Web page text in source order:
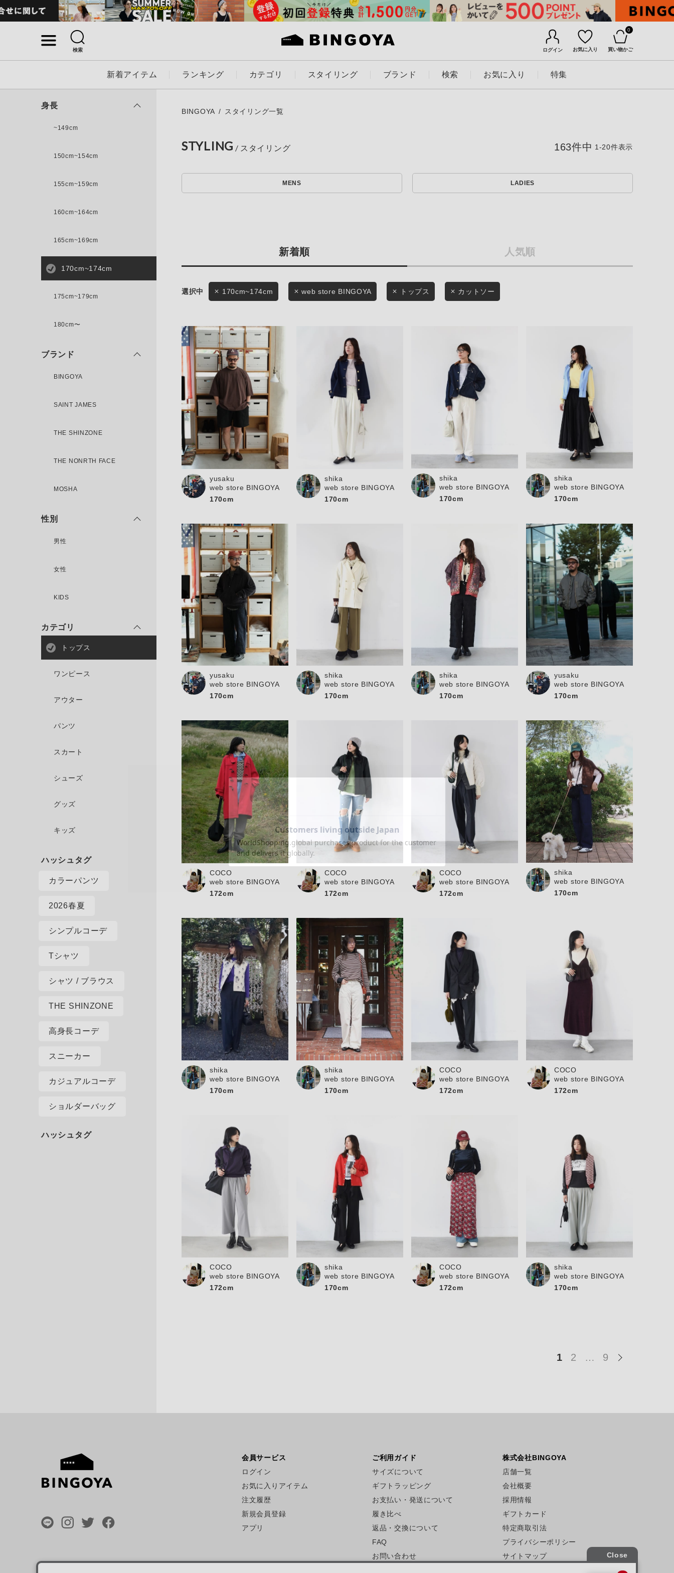
検索 ログイン お気に入り
0
買い物かご
新着アイテム ランキング カテゴリ スタイリング ブランド 検索 お気に入り 特集
条件絞り込み検索
カテゴリから探す
スタイリングから探す
ブランドから探す
履き比べ可能商品から探す
店舗一覧
会社概要
採用情報
ギフトカード
お知らせ・ご利用ガイド
お知らせ
ご利用ガイド
ギフトラッピング
無料公式アプリダウンロード
キーワード
LADIES KIDS
価格
セール価格 WEB限定
在庫なし含む
この条件で絞り込む
身長
~149cm
150cm~154cm
155cm~159cm
160cm~164cm
165cm~169cm
170cm~174cm
175cm~179cm
180cm〜
ブランド
BINGOYA
SAINT JAMES
THE SHINZONE
THE NONRTH FACE
MOSHA
性別
男性
女性
KIDS
カテゴリ
トップス
ワンピース
アウター
パンツ
スカート
シューズ
グッズ
キッズ
カラーパンツ
2026春夏
シンプルコーデ
Tシャツ
シャツ / ブラウス
THE SHINZONE
高身長コーデ
スニーカー
カジュアルコーデ
ショルダーバッグ
BINGOYA スタイリング一覧
STYLING
MENS LADIES
新着順 人気順
163件中 1-20件表示
170cm~174cm web store BINGOYA トップス カットソー
yusaku
web store BINGOYA
170cm
shika
web store BINGOYA
170cm
shika
web store BINGOYA
170cm
shika
web store BINGOYA
170cm
yusaku
web store BINGOYA
170cm
shika
web store BINGOYA
170cm
shika
web store BINGOYA
170cm
yusaku
web store BINGOYA
170cm
COCO
web store BINGOYA
172cm
COCO
web store BINGOYA
172cm
COCO
web store BINGOYA
172cm
shika
web store BINGOYA
170cm
shika
web store BINGOYA
170cm
shika
web store BINGOYA
170cm
COCO
web store BINGOYA
172cm
COCO
web store BINGOYA
172cm
COCO
web store BINGOYA
172cm
shika
web store BINGOYA
170cm
COCO
web store BINGOYA
172cm
shika
web store BINGOYA
170cm
1 2 … 9
会員サービス
ログイン
お気に入りアイテム
注文履歴
新規会員登録
アプリ
ご利用ガイド
サイズについて
ギフトラッピング
お支払い・発送について
履き比べ
返品・交換について
FAQ
お問い合わせ
株式会社BINGOYA
店舗一覧
会社概要
採用情報
ギフトカード
特定商取引法
プライバシーポリシー
サイトマップ